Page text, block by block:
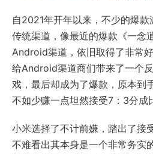
自2021年开年以来，不少的爆
传统渠道，像最近的爆款《一念
Android渠道，依旧取得了非常
给Android渠道商们带来了一个
戏，最后却成为了爆款，原本到
不如少赚一点坦然接受7：3分成
小米选择了不计前嫌，踏出了接
不难看出其本身是一个非常务实